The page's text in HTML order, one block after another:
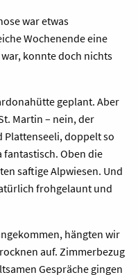
war etwas
Wochenende eine
konnte doch nichts
geplant. Aber
Martin – nein, der
Plattenseeli, doppelt so
fantastisch. Oben die
saftige Alpwiesen. Und
frohgelaunt und
hängten wir
auf. Zimmerbezug
Gespräche gingen